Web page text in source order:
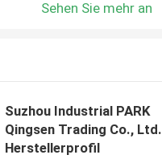
Sehen Sie mehr an
Suzhou Industrial PARK
Qingsen Trading Co., Ltd.
Herstellerprofil